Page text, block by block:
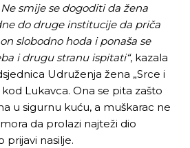
smije se dogoditi da žena
do druge institucije da priča
slobodno hoda i ponaša se
i drugu stranu ispitati“, kazala
Udruženja žena „Srce i
kod Lukavca. Ona se pita zašto
u sigurnu kuću, a muškarac ne
da prolazi najteži dio
prijavi nasilje.